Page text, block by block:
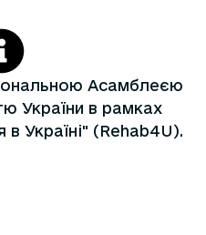
Асамблеєю
України в рамках
в Україні" (Rehab4U).